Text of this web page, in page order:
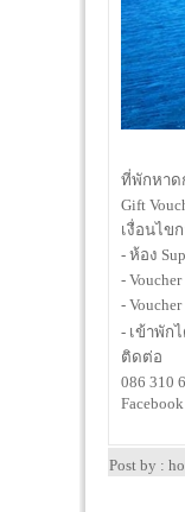
ที่พักหาด
Gift
เงื่อนไข
- ห้อง
-
-
- เข้าพัก
ติดต่อ
086 310
Post by :